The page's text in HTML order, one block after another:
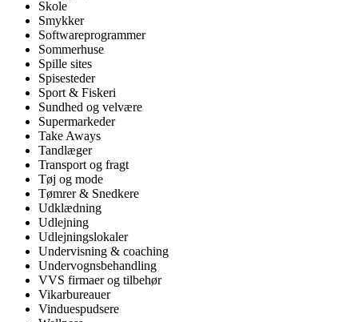
Skole
Smykker
Softwareprogrammer
Sommerhuse
Spille sites
Spisesteder
Sport & Fiskeri
Sundhed og velvære
Supermarkeder
Take Aways
Tandlæger
Transport og fragt
Tøj og mode
Tømrer & Snedkere
Udklædning
Udlejning
Udlejningslokaler
Undervisning & coaching
Undervognsbehandling
VVS firmaer og tilbehør
Vikarbureauer
Vinduespudsere